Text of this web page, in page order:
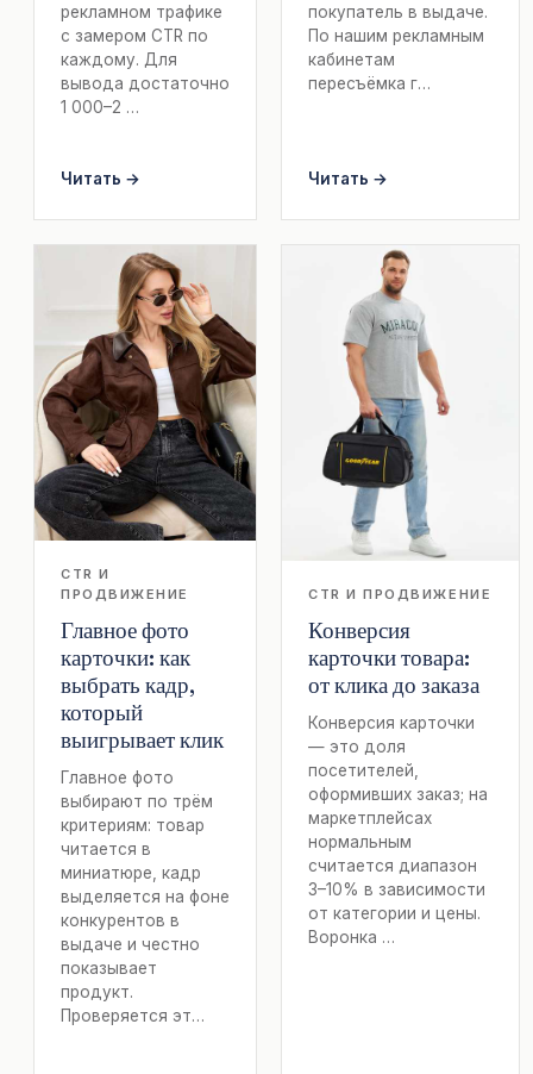
рекламном трафике
с замером CTR по
каждому. Для
вывода достаточно
1 000–2 …
Читать →
покупатель в выдаче.
По нашим рекламным
кабинетам
пересъёмка г…
Читать →
CTR И
ПРОДВИЖЕНИЕ
Главное фото
карточки: как
выбрать кадр,
который
выигрывает клик
Главное фото
выбирают по трём
критериям: товар
читается в
миниатюре, кадр
выделяется на фоне
конкурентов в
выдаче и честно
показывает
продукт.
Проверяется эт…
CTR И ПРОДВИЖЕНИЕ
Конверсия
карточки товара:
от клика до заказа
Конверсия карточки
— это доля
посетителей,
оформивших заказ; на
маркетплейсах
нормальным
считается диапазон
3–10% в зависимости
от категории и цены.
Воронка …